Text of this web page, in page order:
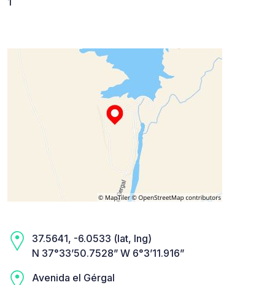
37.5641, -6.0533 (lat, lng)
N 37°33’50.7528” W 6°3’11.916”
Avenida el Gérgal